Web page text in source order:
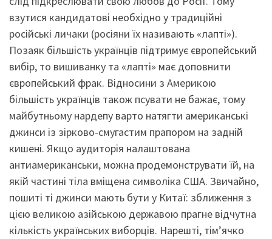
взутися кандидатові необхідно у традиційні
російські личаки (росіяни їх називають «лапті»).
Позаяк більшість українців підтримує європейський
вибір, то вишиванку та «лапті» має доповнити
європейський фрак. Відносини з Америкою
більшість українців також псувати не бажає, тому
майбутньому нардепу варто натягти американські
джинси із зірково-смугастим прапором на задній
кишені. Якщо аудиторія налаштована
антиамериканськи, можна продемонструвати їй, на
якій частині тіла вміщена символіка США. Звичайно,
пошиті ті джинси мають бути у Китаї: зближення з
цією великою азійською державою прагне відчутна
кількість українських виборців. Нарешті, тім’ячко